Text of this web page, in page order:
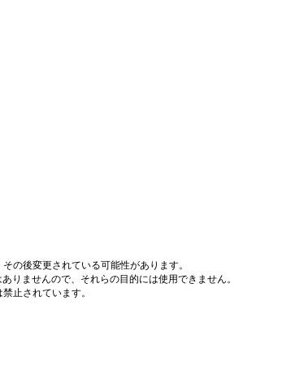
の後変更されている可能性があります。
りませんので、それらの目的には使用できません。
止されています。